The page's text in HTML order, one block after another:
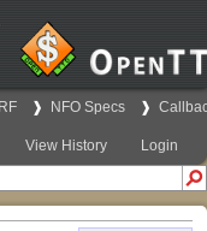
NFO Specs
View History Login